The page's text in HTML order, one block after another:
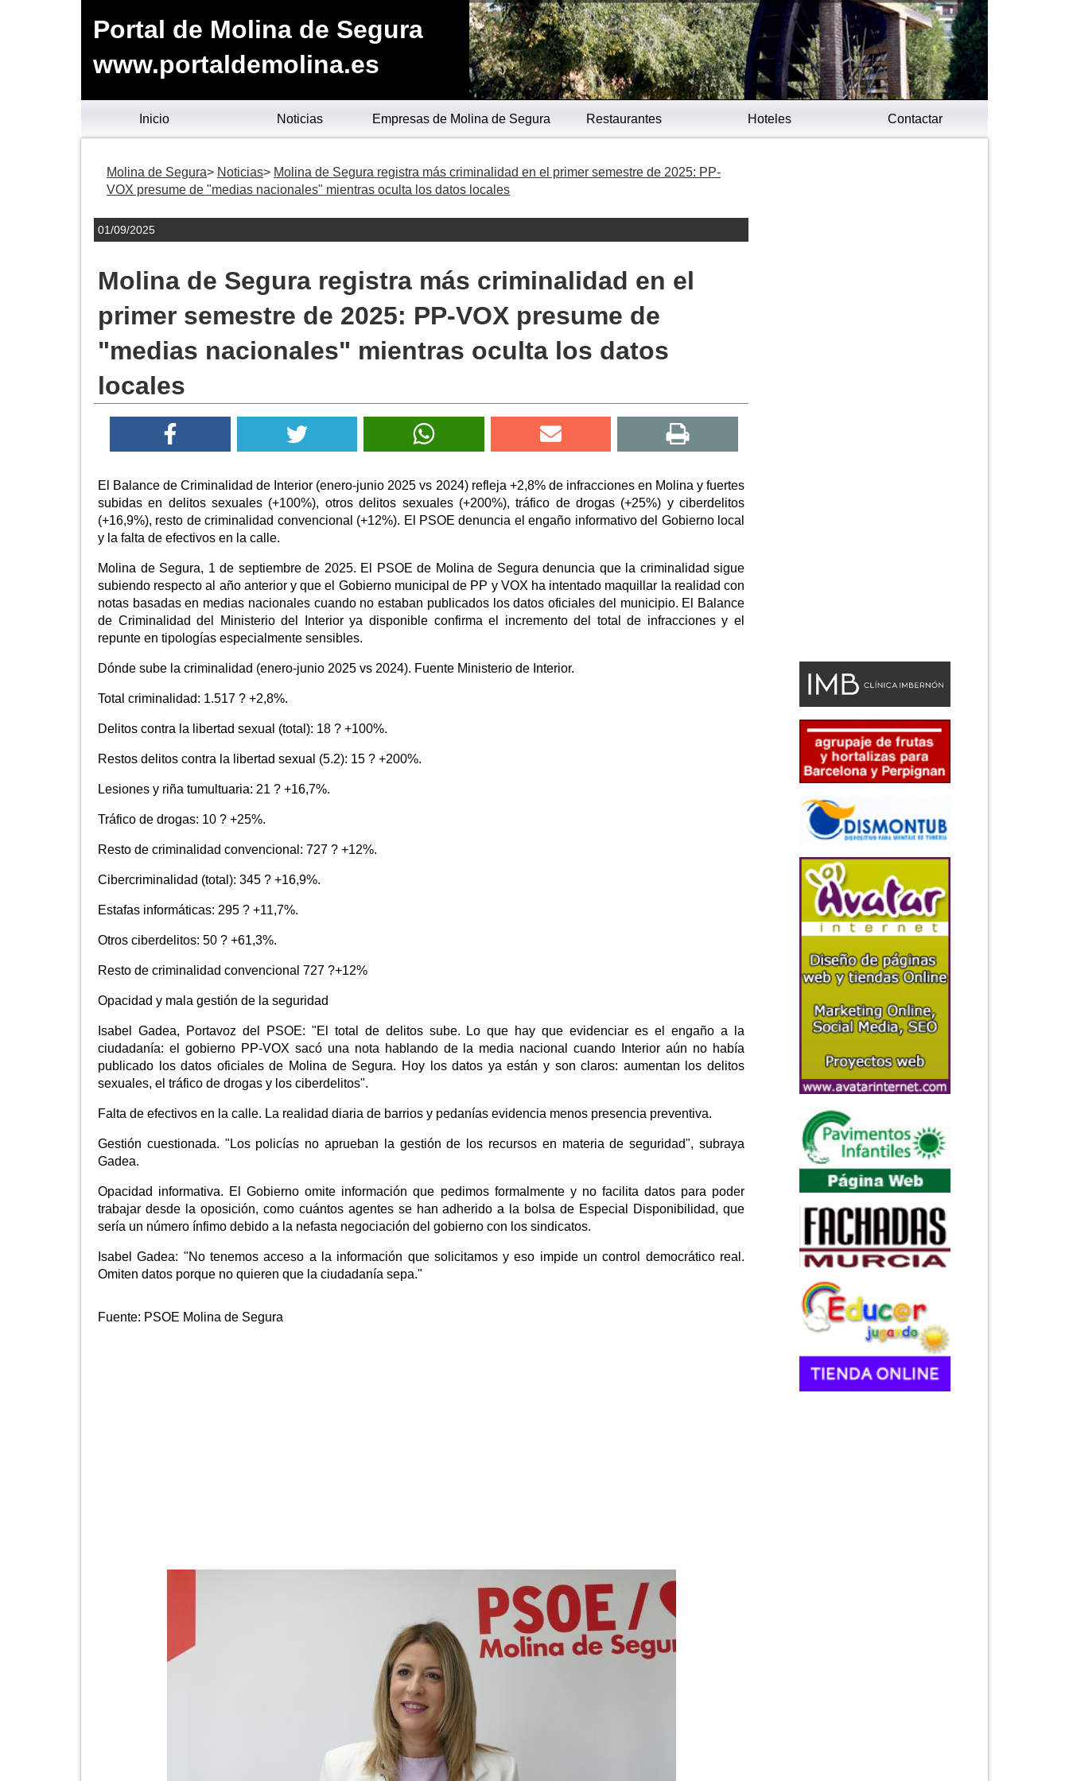
Portal de Molina de Segura
www.portaldemolina.es
Inicio Noticias Empresas de Molina de Segura Restaurantes Hoteles Contactar
Molina de Segura Noticias
Molina de Segura registra más criminalidad en el primer semestre de 2025: PP-
VOX presume de "medias nacionales" mientras oculta los datos locales
01/09/2025
Molina de Segura registra más criminalidad en el
primer semestre de 2025: PP-VOX presume de
"medias nacionales" mientras oculta los datos
locales
El Balance de Criminalidad de Interior (enero-junio 2025 vs 2024) refleja +2,8% de infracciones en Molina y fuertes
subidas en delitos sexuales (+100%), otros delitos sexuales (+200%), tráfico de drogas (+25%) y ciberdelitos
(+16,9%), resto de criminalidad convencional (+12%). El PSOE denuncia el engaño informativo del Gobierno local
y la falta de efectivos en la calle.
Molina de Segura, 1 de septiembre de 2025. El PSOE de Molina de Segura denuncia que la criminalidad sigue
subiendo respecto al año anterior y que el Gobierno municipal de PP y VOX ha intentado maquillar la realidad con
notas basadas en medias nacionales cuando no estaban publicados los datos oficiales del municipio. El Balance
de Criminalidad del Ministerio del Interior ya disponible confirma el incremento del total de infracciones y el
repunte en tipologías especialmente sensibles.
Dónde sube la criminalidad (enero-junio 2025 vs 2024). Fuente Ministerio de Interior.
Total criminalidad: 1.517 ? +2,8%.
Delitos contra la libertad sexual (total): 18 ? +100%.
Restos delitos contra la libertad sexual (5.2): 15 ? +200%.
Lesiones y riña tumultuaria: 21 ? +16,7%.
Tráfico de drogas: 10 ? +25%.
Resto de criminalidad convencional: 727 ? +12%.
Cibercriminalidad (total): 345 ? +16,9%.
Estafas informáticas: 295 ? +11,7%.
Otros ciberdelitos: 50 ? +61,3%.
Resto de criminalidad convencional 727 ?+12%
Opacidad y mala gestión de la seguridad
Isabel Gadea, Portavoz del PSOE: "El total de delitos sube. Lo que hay que evidenciar es el engaño a la
ciudadanía: el gobierno PP-VOX sacó una nota hablando de la media nacional cuando Interior aún no había
publicado los datos oficiales de Molina de Segura. Hoy los datos ya están y son claros: aumentan los delitos
sexuales, el tráfico de drogas y los ciberdelitos".
Falta de efectivos en la calle. La realidad diaria de barrios y pedanías evidencia menos presencia preventiva.
Gestión cuestionada. "Los policías no aprueban la gestión de los recursos en materia de seguridad", subraya
Gadea.
Opacidad informativa. El Gobierno omite información que pedimos formalmente y no facilita datos para poder
trabajar desde la oposición, como cuántos agentes se han adherido a la bolsa de Especial Disponibilidad, que
sería un número ínfimo debido a la nefasta negociación del gobierno con los sindicatos.
Isabel Gadea: "No tenemos acceso a la información que solicitamos y eso impide un control democrático real.
Omiten datos porque no quieren que la ciudadanía sepa."
Fuente: PSOE Molina de Segura